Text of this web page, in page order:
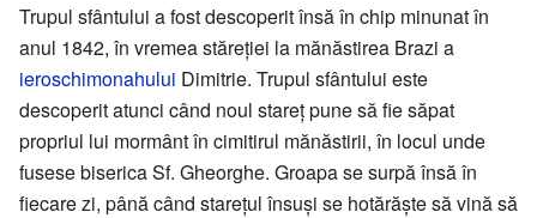
Trupul sfântului a fost descoperit însă în chip minunat în
anul 1842, în vremea stăreției la mănăstirea Brazi a
ieroschimonahului Dimitrie. Trupul sfântului este
descoperit atunci când noul stareț pune să fie săpat
propriul lui mormânt în cimitirul mănăstirii, în locul unde
fusese biserica Sf. Gheorghe. Groapa se surpă însă în
fiecare zi, până când starețul însuși se hotărăște să vină să